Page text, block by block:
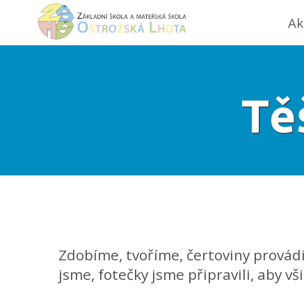
Zdobíme, tvoříme, čertoviny
jsme, fotečky jsme připravili, aby